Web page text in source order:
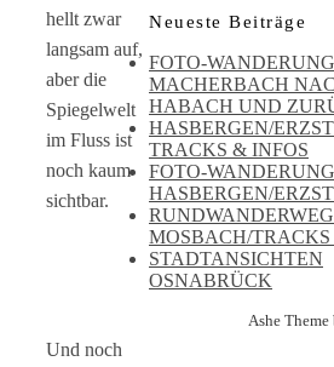
hellt zwar
langsam auf,
aber die
Spiegelwelt
im Fluss ist
noch kaum
sichtbar.
Und noch
Neueste Beiträge
FOTO-
MACHERBACH
HABACH UND
HASBERGEN/
TRACKS & INFOS
FOTO-
HASBERGEN/
MOSBACH/TRACKS
STADTANSICHTEN
OSNABRÜCK
Ashe